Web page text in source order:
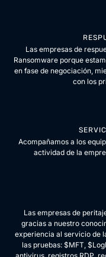
Las empresas de
Ransomware porque
en fase de negociación,
con los
Acompañamos a los
actividad de la
Las empresas de
gracias a nuestro
experiencia al servicio de
las pruebas: $MFT,